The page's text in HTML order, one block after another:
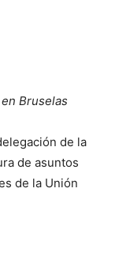
Bruselas
de la
de asuntos
de la Unión